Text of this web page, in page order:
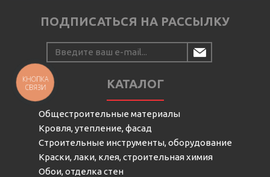
ПОДПИСАТЬСЯ НА РАССЫЛКУ
КАТАЛОГ
Общестроительные материалы
Кровля, утепление, фасад
Строительные инструменты, оборудование
Краски, лаки, клея, строительная химия
Обои, отделка стен
КНОПКА
СВЯЗИ